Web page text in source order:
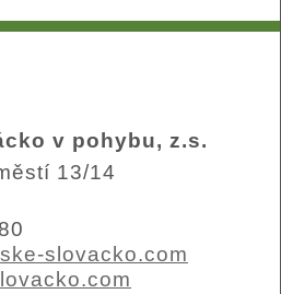
v pohybu, z.s.
13/14
slovacko.com